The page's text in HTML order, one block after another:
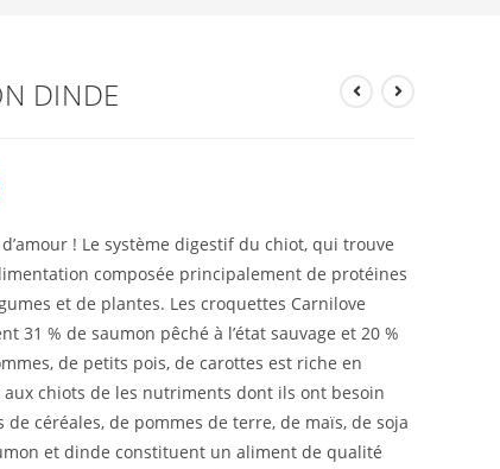
DINDE
! Le système digestif du chiot, qui trouve
composée principalement de protéines
et de plantes. Les croquettes Carnilove
31 % de saumon pêché à l’état sauvage et 20 %
de petits pois, de carottes est riche en
chiots de les nutriments dont ils ont besoin
céréales, de pommes de terre, de maïs, de soja
et dinde constituent un aliment de qualité